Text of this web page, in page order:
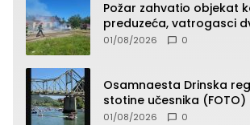
Požar zahvatio objekat
preduzeća, vatrogasci
vatru (FOTO)
01/08/2026 0
Osamnaesta Drinska
stotine učesnika (FOTO)
01/08/2026 0